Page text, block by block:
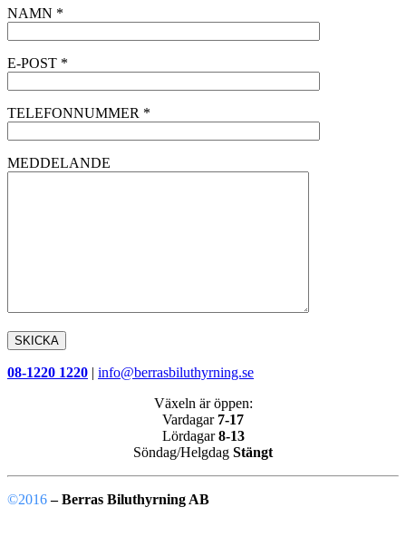
NAMN *
E-POST *
TELEFONNUMMER *
MEDDELANDE
08-1220 1220
info@berrasbiluthyrning.se
Växeln är öppen:
Vardagar 7-17
Lördagar8-13
Söndag/Helgdag Stängt
©2016 – Berras Biluthyrning AB